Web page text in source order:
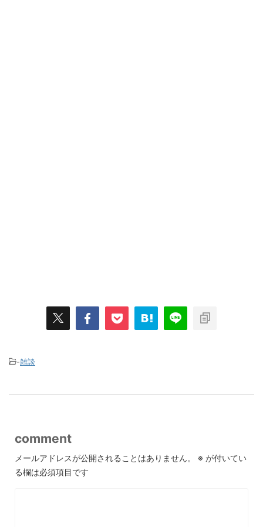
-雑談
comment
メールアドレスが公開されることはありません。 ※ が付いてい
る欄は必須項目です